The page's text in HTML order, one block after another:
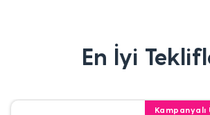
En İyi
Kampanyalı